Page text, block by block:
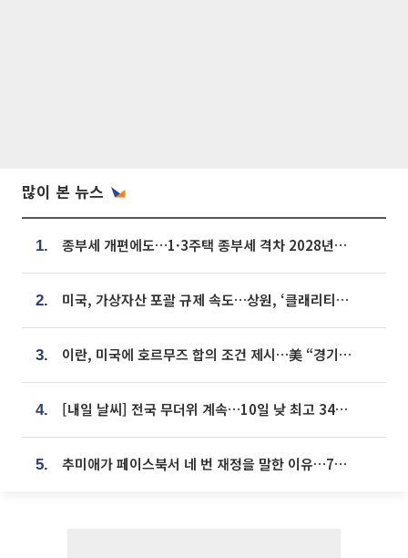
많이 본 뉴스
1. 종부세 개편에도…1·3주택 종부세 격차 2028년부터 확대
2. 미국, 가상자산 포괄 규제 속도…상원, ‘클래리티법’ 9월 절차투표 추진
3. 이란, 미국에 호르무즈 합의 조건 제시…美 “경기 아직 안 끝나” [종합]
4. [내일 날씨] 전국 무더위 계속…10일 낮 최고 34도 육박
5. 추미애가 페이스북서 네 번 재정을 말한 이유…7700억 추경 열쇠는 도의회에